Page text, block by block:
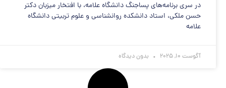
در سری برنامه‌های پساجنگ دانشگاه علامه، با افتخار میزبان دکتر
حسن ملکی، استاد دانشکده روانشناسی و علوم تربیتی دانشگاه
علامه
آگوست 10, 2025 بدون دیدگاه